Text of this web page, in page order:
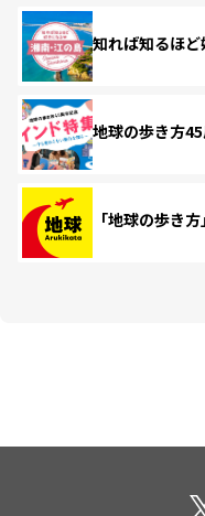
知れば知るほ
地球の歩き方
「地球の歩き